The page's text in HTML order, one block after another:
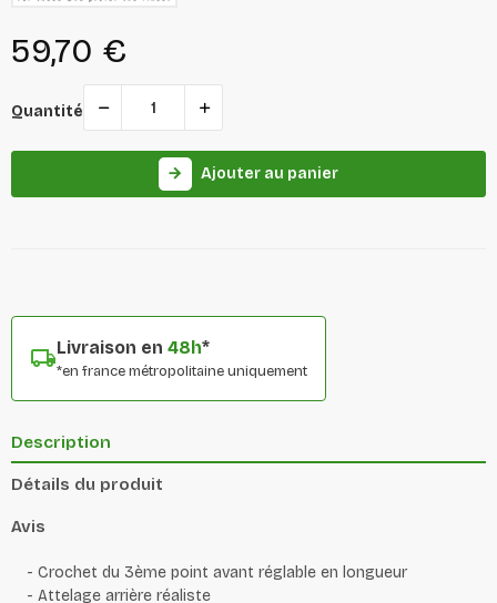
59,70 €
Quantité
arrow_forward Ajouter au panier
Livraison en 48h*
*en france métropolitaine uniquement
Description
Détails du produit
Avis
- Crochet du 3ème point avant réglable en longueur
- Attelage arrière réaliste